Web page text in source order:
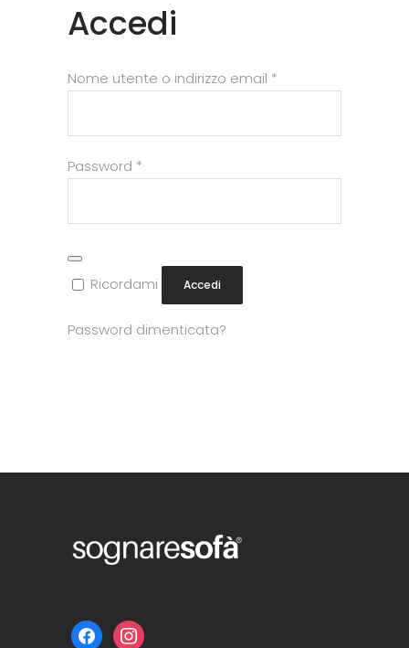
Accedi
Nome utente o indirizzo email *
Password *
Ricordami Accedi
Password dimenticata?
facebookinstagram